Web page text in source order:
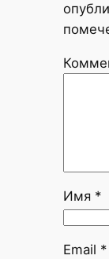
Имя *
Email *